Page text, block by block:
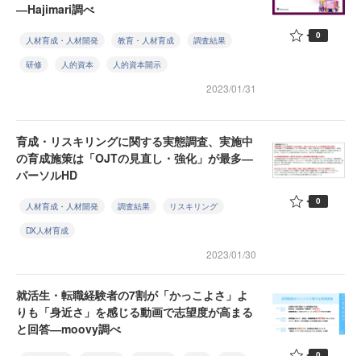
―Hajimari調べ
人材育成・人材開発 教育・人材育成 調査結果
研修 人的資本 人的資本開示
2023/01/31
0
育成・リスキリングに関する実態調査、実施中
の育成施策は「OJTの見直し・強化」が最多―
パーソルHD
人材育成・人材開発 調査結果 リスキリング
DX人材育成
2023/01/30
0
就活生・転職経験者の7割が「かっこよさ」よ
りも「身近さ」を感じる動画で志望度が高まる
と回答―moovy調べ